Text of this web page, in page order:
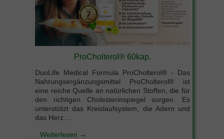
ProCholterol® 60kap.
DuoLife Medical Formula ProCholterol® - Das
Nahrungsergänzungsmittel ProCholterol® ist
eine reiche Quelle an natürlichen Stoffen, die für
den richtigen Cholesterinspiegel sorgen. Es
unterstützt das Kreislaufsystem, die Adern und
das Herz....
Weiterlesen →